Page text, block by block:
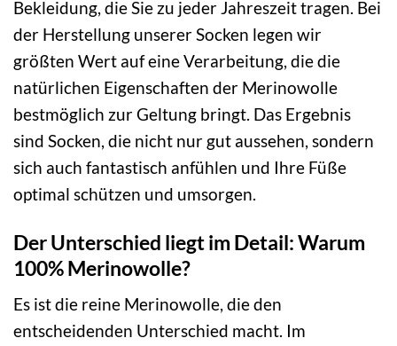
Bekleidung, die Sie zu jeder Jahreszeit tragen. Bei
der Herstellung unserer Socken legen wir
größten Wert auf eine Verarbeitung, die die
natürlichen Eigenschaften der Merinowolle
bestmöglich zur Geltung bringt. Das Ergebnis
sind Socken, die nicht nur gut aussehen, sondern
sich auch fantastisch anfühlen und Ihre Füße
optimal schützen und umsorgen.
Der Unterschied liegt im Detail: Warum
100% Merinowolle?
Es ist die reine Merinowolle, die den
entscheidenden Unterschied macht. Im